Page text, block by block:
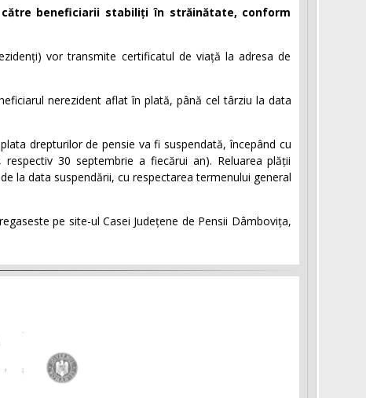
beneficiarii stabiliți în străinătate, conform
vor transmite certificatul de viață la adresa de
nerezident aflat în plată, până cel târziu la data
drepturilor de pensie va fi suspendată, începând cu
30 septembrie a fiecărui an). Reluarea plății
la data suspendării, cu respectarea termenului general
pe site-ul Casei Județene de Pensii Dâmbovița,